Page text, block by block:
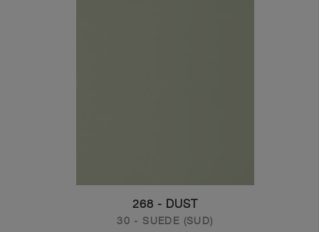
268 - DUST
30 - SUEDE (SUD)